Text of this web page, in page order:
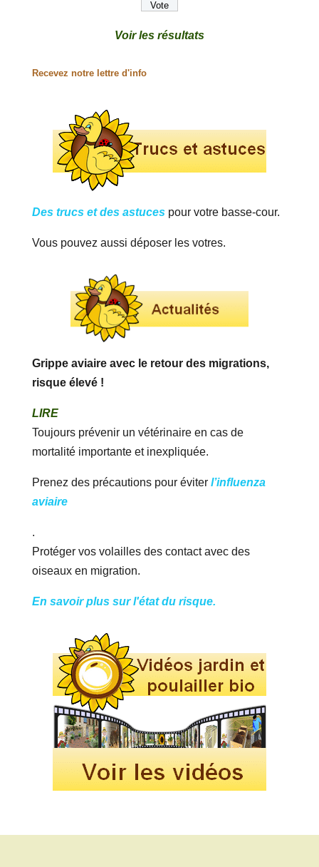
Voir les résultats
Recevez notre lettre d'info
Des trucs et des astucespour votre basse-cour.
Vous pouvez aussi déposer les votres.
Grippe aviaire avec le retour des migrations,
risque élevé !
LIRE
Toujours prévenir un vétérinaire en cas de
mortalité importante et inexpliquée.
Prenez des précautions pour éviter l’influenza
aviaire
.
Protéger vos volailles des contact avec des
oiseaux en migration.
En savoir plus sur l'état du risque.